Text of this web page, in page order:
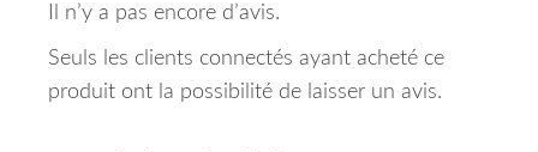
Il n’y a pas encore d’avis.
Seuls les clients connectés ayant acheté ce
produit ont la possibilité de laisser un avis.